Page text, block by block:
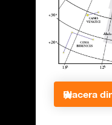
Placera